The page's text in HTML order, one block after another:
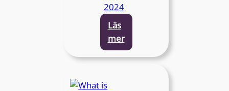
2024
Läs
mer:
Are